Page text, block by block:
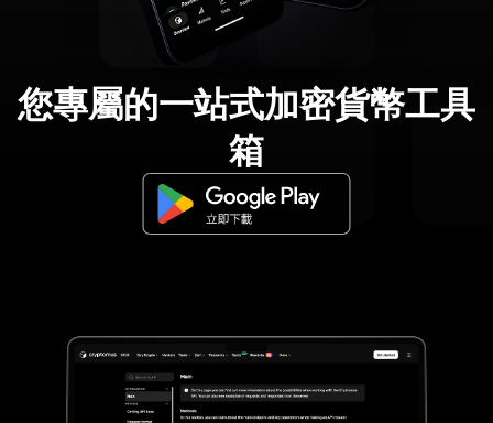
您專屬的一站式加密貨幣工具
箱